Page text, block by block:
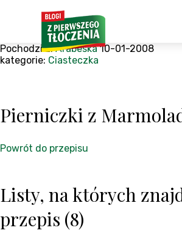
Pochodzi z:Arabeska 10-01-2008
kategorie: Ciasteczka
Pierniczki z
Powrót do przepisu
Listy, na których
przepis (8)